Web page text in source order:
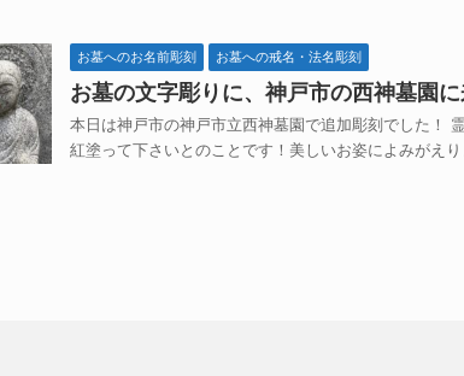
お墓へのお名前彫刻 お墓への戒名・法名彫刻
お墓の文字彫りに、神戸市の西神墓園に
本日は神戸市の神戸市立西神墓園で追加彫刻でした！
紅塗って下さいとのことです！美しいお姿によみがえ